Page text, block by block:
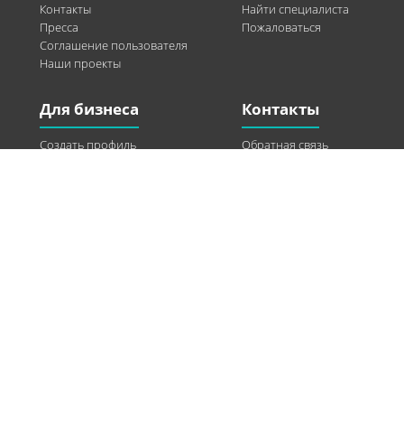
Контакты
Пресса
Соглашение пользователя
Наши проекты
Найти специалиста
Пожаловаться
Для бизнеса
Создать профиль
Контакты
Обратная связь